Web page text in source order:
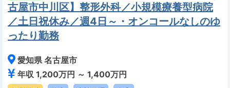
古屋市中川区】整形外科／小規模療養型病院
／土日祝休み／週4日～・オンコールなしのゆ
ったり勤務
愛知県 名古屋市
年収 1,200万円 ～ 1,400万円